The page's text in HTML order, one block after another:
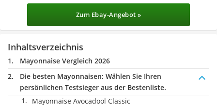
Zum Ebay-Angebot »
Inhaltsverzeichnis
Mayonnaise Vergleich 2026
Die besten Mayonnaisen: Wählen Sie Ihren
persönlichen Testsieger aus der Bestenliste.
Mayonnaise Avocadoöl Classic